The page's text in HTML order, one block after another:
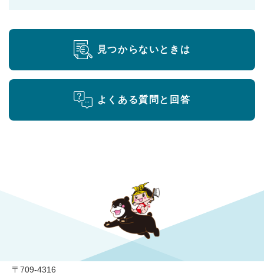
見つからないときは
よくある質問と回答
〒709-4316